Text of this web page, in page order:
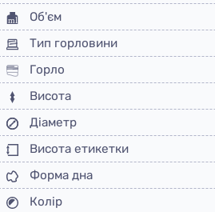
Об'єм
Тип горловини
Горло
Висота
Діаметр
Висота етикетки
Форма дна
Колір